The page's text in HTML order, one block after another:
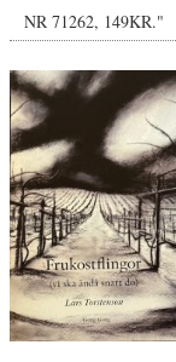
NR 71262, 149KR."